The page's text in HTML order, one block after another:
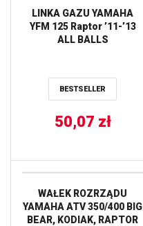
LINKA GAZU YAMAHA
YFM 125 Raptor ’11-’13
ALL BALLS
BESTSELLER
50,07 zł
WAŁEK ROZRZĄDU
YAMAHA ATV 350/400 BIG
BEAR, KODIAK, RAPTOR